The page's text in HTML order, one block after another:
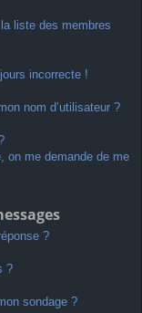
liste des membres
incorrecte !
nom d’utilisateur ?
on me demande de me
?
?
sondage ?